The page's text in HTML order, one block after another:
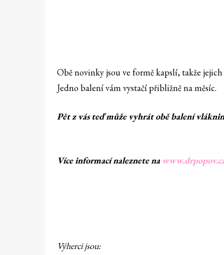
Obě novinky jsou ve formě kapslí, takže
Jedno balení vám vystačí přibližně na měsíc.
Pět z vás teď může vyhrát obě balení
Více informací naleznete na
Výherci jsou: